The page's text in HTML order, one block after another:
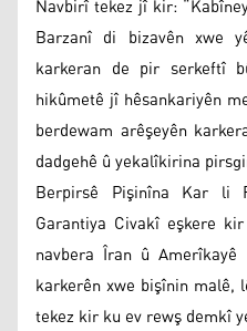
Navbirî tekez jî kir:
Barzanî di bizavên xwe
karkeran de pir serkeftî
hikûmetê jî hêsankariyên
berdewam arêşeyên
dadgehê û yekalîkirina
Berpirsê Pişinîna Kar li
Garantiya Civakî eşkere
navbera Îran û
karkerên xwe bişînin
tekez kir ku ev rewş demkî